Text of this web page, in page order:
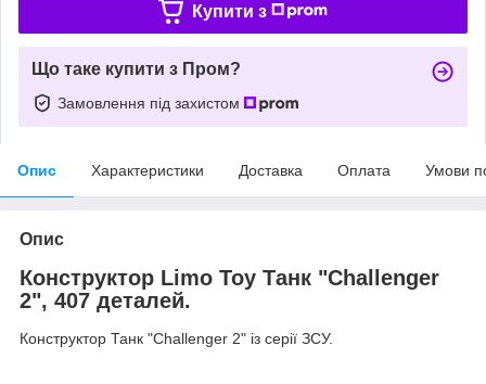
Купити з
Що таке купити з Пром?
Замовлення під захистом
Опис Характеристики Доставка Оплата Умови
Опис
Конструктор Limo Toy Танк "Challenger
2", 407 деталей.
Конструктор Танк "Challenger 2" із серії ЗСУ.